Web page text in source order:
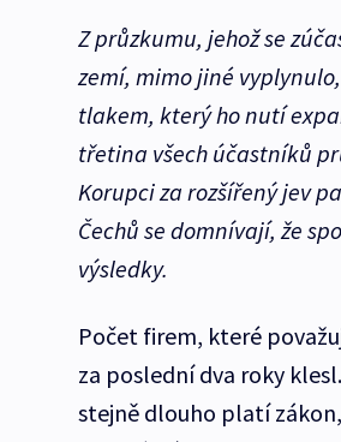
Z průzkumu, jehož se
zemí, mimo jiné
tlakem, který ho nutí
třetina všech účastníků
Korupci za rozšířený jev
Čechů se domnívají, že
výsledky.
Počet firem, které
za poslední dva roky
stejně dlouho platí